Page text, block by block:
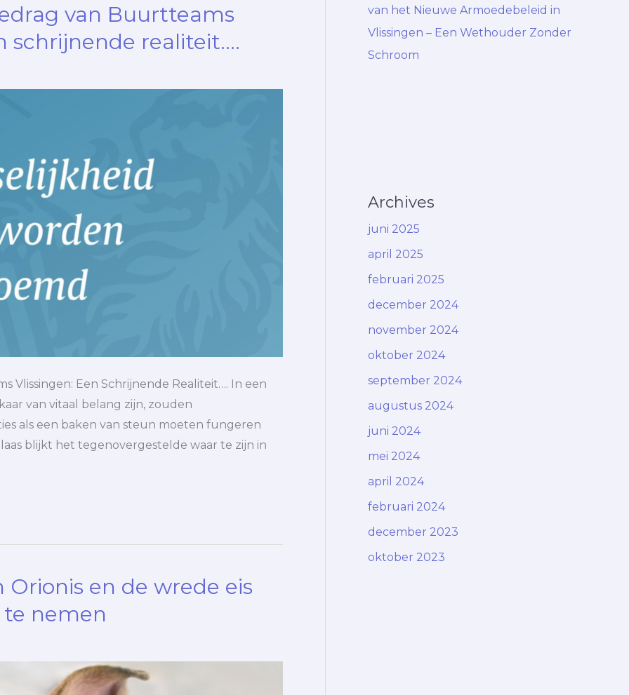
van Buurtteams
schrijnende realiteit….
Vlissingen: Een Schrijnende Realiteit…. In een
van vitaal belang zijn, zouden
als een baken van steun moeten fungeren
blijkt het tegenovergestelde waar te zijn in
en de wrede eis
nemen
van het Nieuwe Armoedebeleid in
Vlissingen – Een Wethouder Zonder
Schroom
Archives
juni 2025
april 2025
februari 2025
december 2024
november 2024
oktober 2024
september 2024
augustus 2024
juni 2024
mei 2024
april 2024
februari 2024
december 2023
oktober 2023